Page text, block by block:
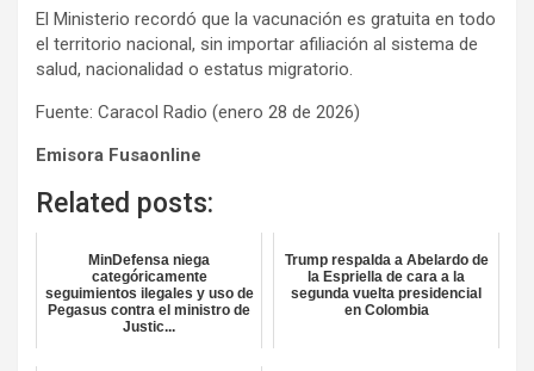
El Ministerio recordó que la vacunación es gratuita en todo
el territorio nacional, sin importar afiliación al sistema de
salud, nacionalidad o estatus migratorio.
Fuente: Caracol Radio (enero 28 de 2026)
Emisora Fusaonline
Related posts:
MinDefensa niega
categóricamente
seguimientos ilegales y uso de
Pegasus contra el ministro de
Justic...
Trump respalda a Abelardo de
la Espriella de cara a la
segunda vuelta presidencial
en Colombia